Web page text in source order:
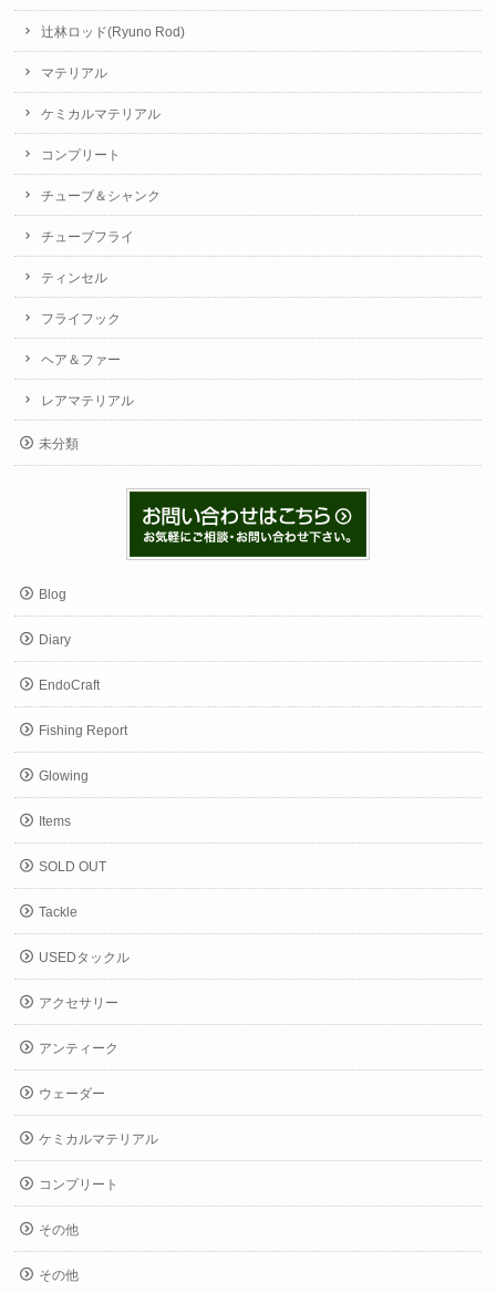
辻林ロッド(Ryuno Rod)
マテリアル
ケミカルマテリアル
コンプリート
チューブ＆シャンク
チューブフライ
ティンセル
フライフック
ヘア＆ファー
レアマテリアル
未分類
Blog
Diary
EndoCraft
Fishing Report
Glowing
Items
SOLD OUT
Tackle
USEDタックル
アクセサリー
アンティーク
ウェーダー
ケミカルマテリアル
コンプリート
その他
その他